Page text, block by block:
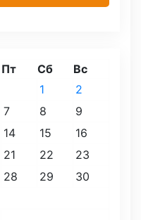
Пт Сб Вс
1
2
7 8
9
14 15
16
21 22
23
28 29
30